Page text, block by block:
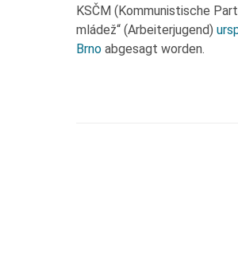
KSČM (Kommunistische
mládež“ (Arbeiterjugend)
Brno abgesagt worden.